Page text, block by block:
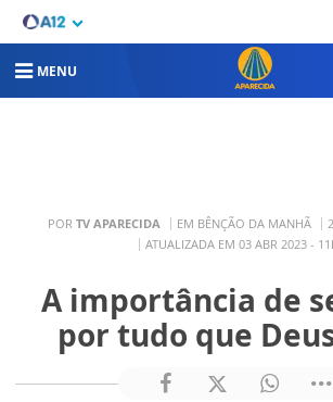
MENU
POR TV APARECIDA EM BÊNÇÃO DA MANHÃ
ATUALIZADA EM 03 ABR 2023 -
A importância de
por tudo que